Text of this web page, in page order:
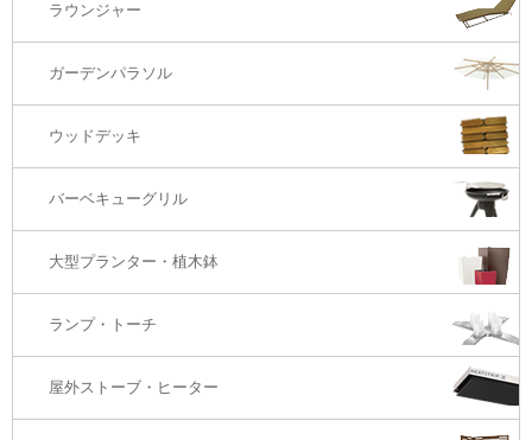
カウンター・バーテーブル
3Sソファ
オットマン・スツール
ラウンジャー
ガーデンパラソル
ウッドデッキ
バーベキューグリル
大型プランター・植木鉢
ランプ・トーチ
屋外ストーブ・ヒーター